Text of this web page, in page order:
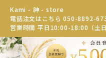
Kami - 神 - store
電話注文はこちら 050-8892-
営業時間 平日10:00-18:00（土日